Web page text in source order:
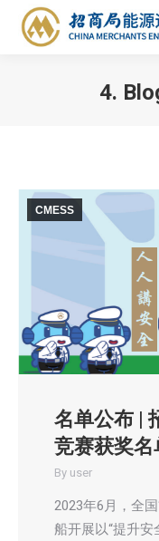
4.
CMESS
名单公布 |
竞赛获奖名
By user
2023年6月，全
船开展以“提升